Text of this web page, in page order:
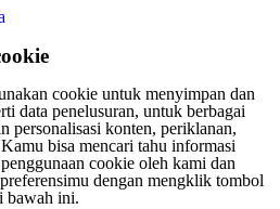
cookie untuk menyimpan dan
data penelusuran, untuk berbagai
personalisasi konten, periklanan,
bisa mencari tahu informasi
cookie oleh kami dan
dengan mengklik tombol
bawah ini.